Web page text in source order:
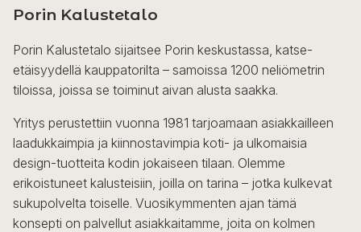
Porin Kalustetalo
Porin Kalustetalo sijaitsee Porin keskustassa, katse-
etäisyydellä kauppatorilta – samoissa 1200 neliömetrin
tiloissa, joissa se toiminut aivan alusta saakka.
Yritys perustettiin vuonna 1981 tarjoamaan asiakkailleen
laadukkaimpia ja kiinnostavimpia koti- ja ulkomaisia
design-tuotteita kodin jokaiseen tilaan. Olemme
erikoistuneet kalusteisiin, joilla on tarina – jotka kulkevat
sukupolvelta toiselle. Vuosikymmenten ajan tämä
konsepti on palvellut asiakkaitamme, joita on kolmen